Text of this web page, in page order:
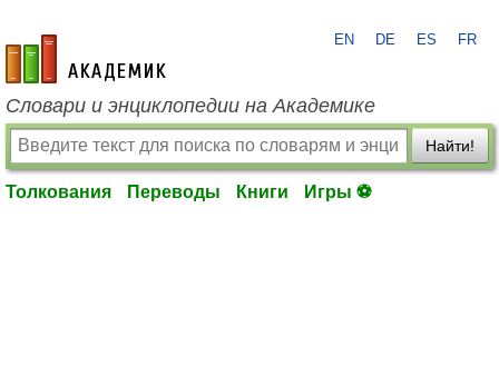
academic.ru
EN DE ES FR
Словари и энциклопедии на Академике
Найти!
Толкования Переводы Книги Игры ⚽